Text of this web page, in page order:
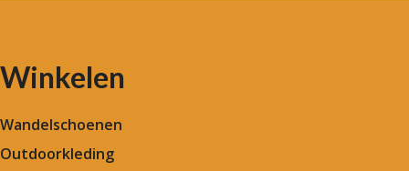
Winkelen
Wandelschoenen
Outdoorkleding